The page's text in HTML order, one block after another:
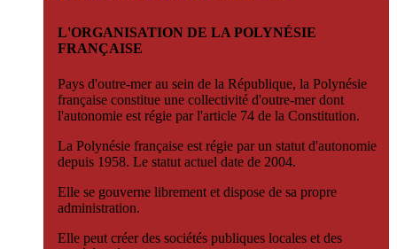
L'ORGANISATION DE LA POLYNÉSIE
FRANÇAISE
Pays d'outre-mer au sein de la République, la Polynésie
française constitue une collectivité d'outre-mer dont
l'autonomie est régie par l'article 74 de la Constitution.
La Polynésie française est régie par un statut d'autonomie
depuis 1958. Le statut actuel date de 2004.
Elle se gouverne librement et dispose de sa propre
administration.
Elle peut créer des sociétés publiques locales et des